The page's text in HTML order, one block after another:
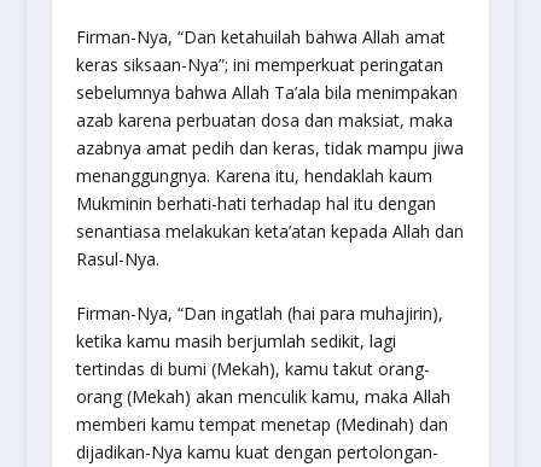
Firman-Nya, “Dan ketahuilah bahwa Allah amat
keras siksaan-Nya”; ini memperkuat peringatan
sebelumnya bahwa Allah Ta’ala bila menimpakan
azab karena perbuatan dosa dan maksiat, maka
azabnya amat pedih dan keras, tidak mampu jiwa
menanggungnya. Karena itu, hendaklah kaum
Mukminin berhati-hati terhadap hal itu dengan
senantiasa melakukan keta’atan kepada Allah dan
Rasul-Nya.
Firman-Nya, “Dan ingatlah (hai para muhajirin),
ketika kamu masih berjumlah sedikit, lagi
tertindas di bumi (Mekah), kamu takut orang-
orang (Mekah) akan menculik kamu, maka Allah
memberi kamu tempat menetap (Medinah) dan
dijadikan-Nya kamu kuat dengan pertolongan-